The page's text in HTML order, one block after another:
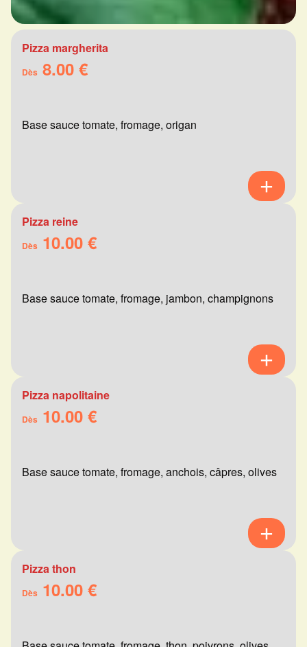
Pizza margherita
Dès 8.00 €
Base sauce tomate, fromage, origan
Pizza reine
Dès 10.00 €
Base sauce tomate, fromage, jambon, champignons
Pizza napolitaine
Dès 10.00 €
Base sauce tomate, fromage, anchois, câpres, olives
Pizza thon
Dès 10.00 €